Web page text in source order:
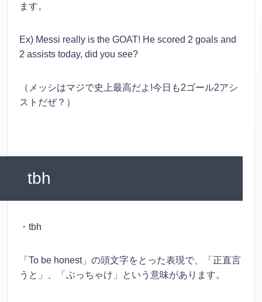
ます。
Ex) Messi really is the GOAT! He scored 2 goals and
2 assists today, did you see?
（メッシはマジで史上最高だよ!今日も2ゴール2アシ
ストだぜ？）
tbh
・tbh
「To be honest」の頭文字をとった表現で、「正直言
うと」、「ぶっちゃけ」という意味があります。